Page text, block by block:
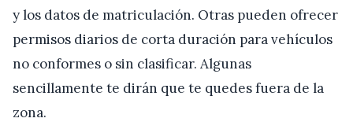
y los datos de matriculación. Otras pueden ofrecer
permisos diarios de corta duración para vehículos
no conformes o sin clasificar. Algunas
sencillamente te dirán que te quedes fuera de la
zona.